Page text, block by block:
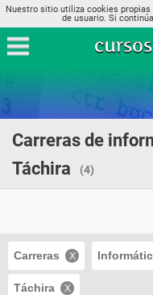
Nuestro sitio utiliza cookies
de usuario. Si
Carreras de
Táchira
(4)
Carreras
Táchira